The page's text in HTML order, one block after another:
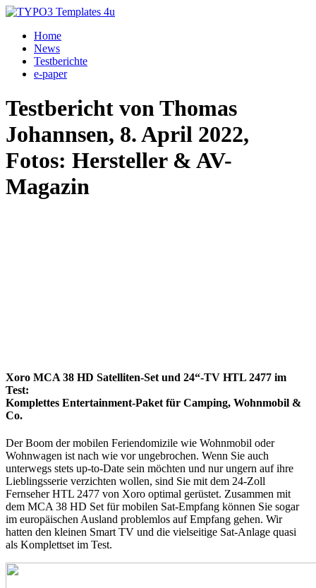
Home
News
Testberichte
e-paper
Testbericht von Thomas
Johannsen, 8. April 2022,
Fotos: Hersteller & AV-
Magazin
Xoro MCA 38 HD Satelliten-Set und 24“-TV HTL 2477 im
Test:
Komplettes Entertainment-Paket für Camping, Wohnmobil &
Co.
Der Boom der mobilen Feriendomizile wie Wohnmobil oder
Wohnwagen ist nach wie vor ungebrochen. Wenn Sie auch
unterwegs stets up-to-Date sein möchten und nur ungern auf ihre
Lieblingsserie verzichten wollen, sind Sie mit dem 24-Zoll
Fernseher HTL 2477 von Xoro optimal gerüstet. Zusammen mit
dem MCA 38 HD Set für mobilen Sat-Empfang können Sie sogar
im europäischen Ausland problemlos auf Empfang gehen. Wir
hatten den kleinen Smart TV und die vielseitige Sat-Anlage quasi
als Komplettset im Test.